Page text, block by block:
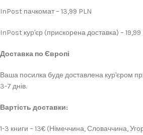
InPost пачкомат – 13,99 PLN
InPost кур'єр (прискорена доставка) – 19,99
Доставка по Європі
Ваша посилка буде доставлена кур'єром
3-7 днів.
Вартість доставки:
1-3 книги – 13€ (Німеччина, Словаччина,